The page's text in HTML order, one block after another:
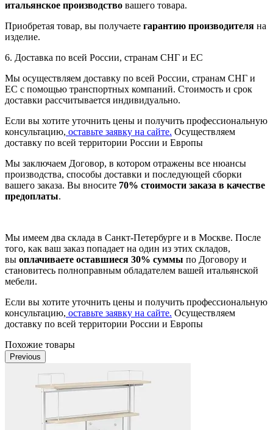
итальянское производство вашего товара.
Приобретая товар, вы получаете гарантию производителя на
изделие.
6. Доставка по всей России, странам СНГ и ЕС
Мы осуществляем доставку по всей России, странам СНГ и
ЕС с помощью транспортных компаний. Стоимость и срок
доставки рассчитывается индивидуально.
Если вы хотите уточнить цены и получить профессиональную
консультацию, оставьте заявку на сайте. Осуществляем
доставку по всей территории России и Европы
Мы заключаем Договор, в котором отражены все нюансы
производства, способы доставки и последующей сборки
вашего заказа. Вы вносите 70% стоимости заказа в качестве
предоплаты.
Мы имеем два склада в Санкт-Петербурге и в Москве. После
того, как ваш заказ попадает на один из этих складов,
вы оплачиваете оставшиеся 30% суммы по Договору и
становитесь полноправным обладателем вашей итальянской
мебели.
Если вы хотите уточнить цены и получить профессиональную
консультацию, оставьте заявку на сайте. Осуществляем
доставку по всей территории России и Европы
Похожие товары
Previous